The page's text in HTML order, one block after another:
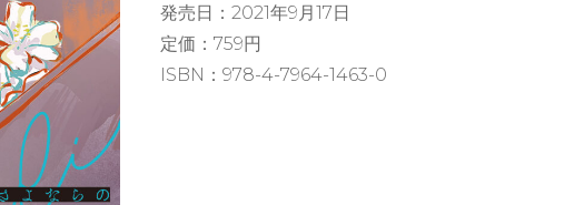
発売日：2021年9月17日
定価：759円
ISBN：978-4-7964-1463-0